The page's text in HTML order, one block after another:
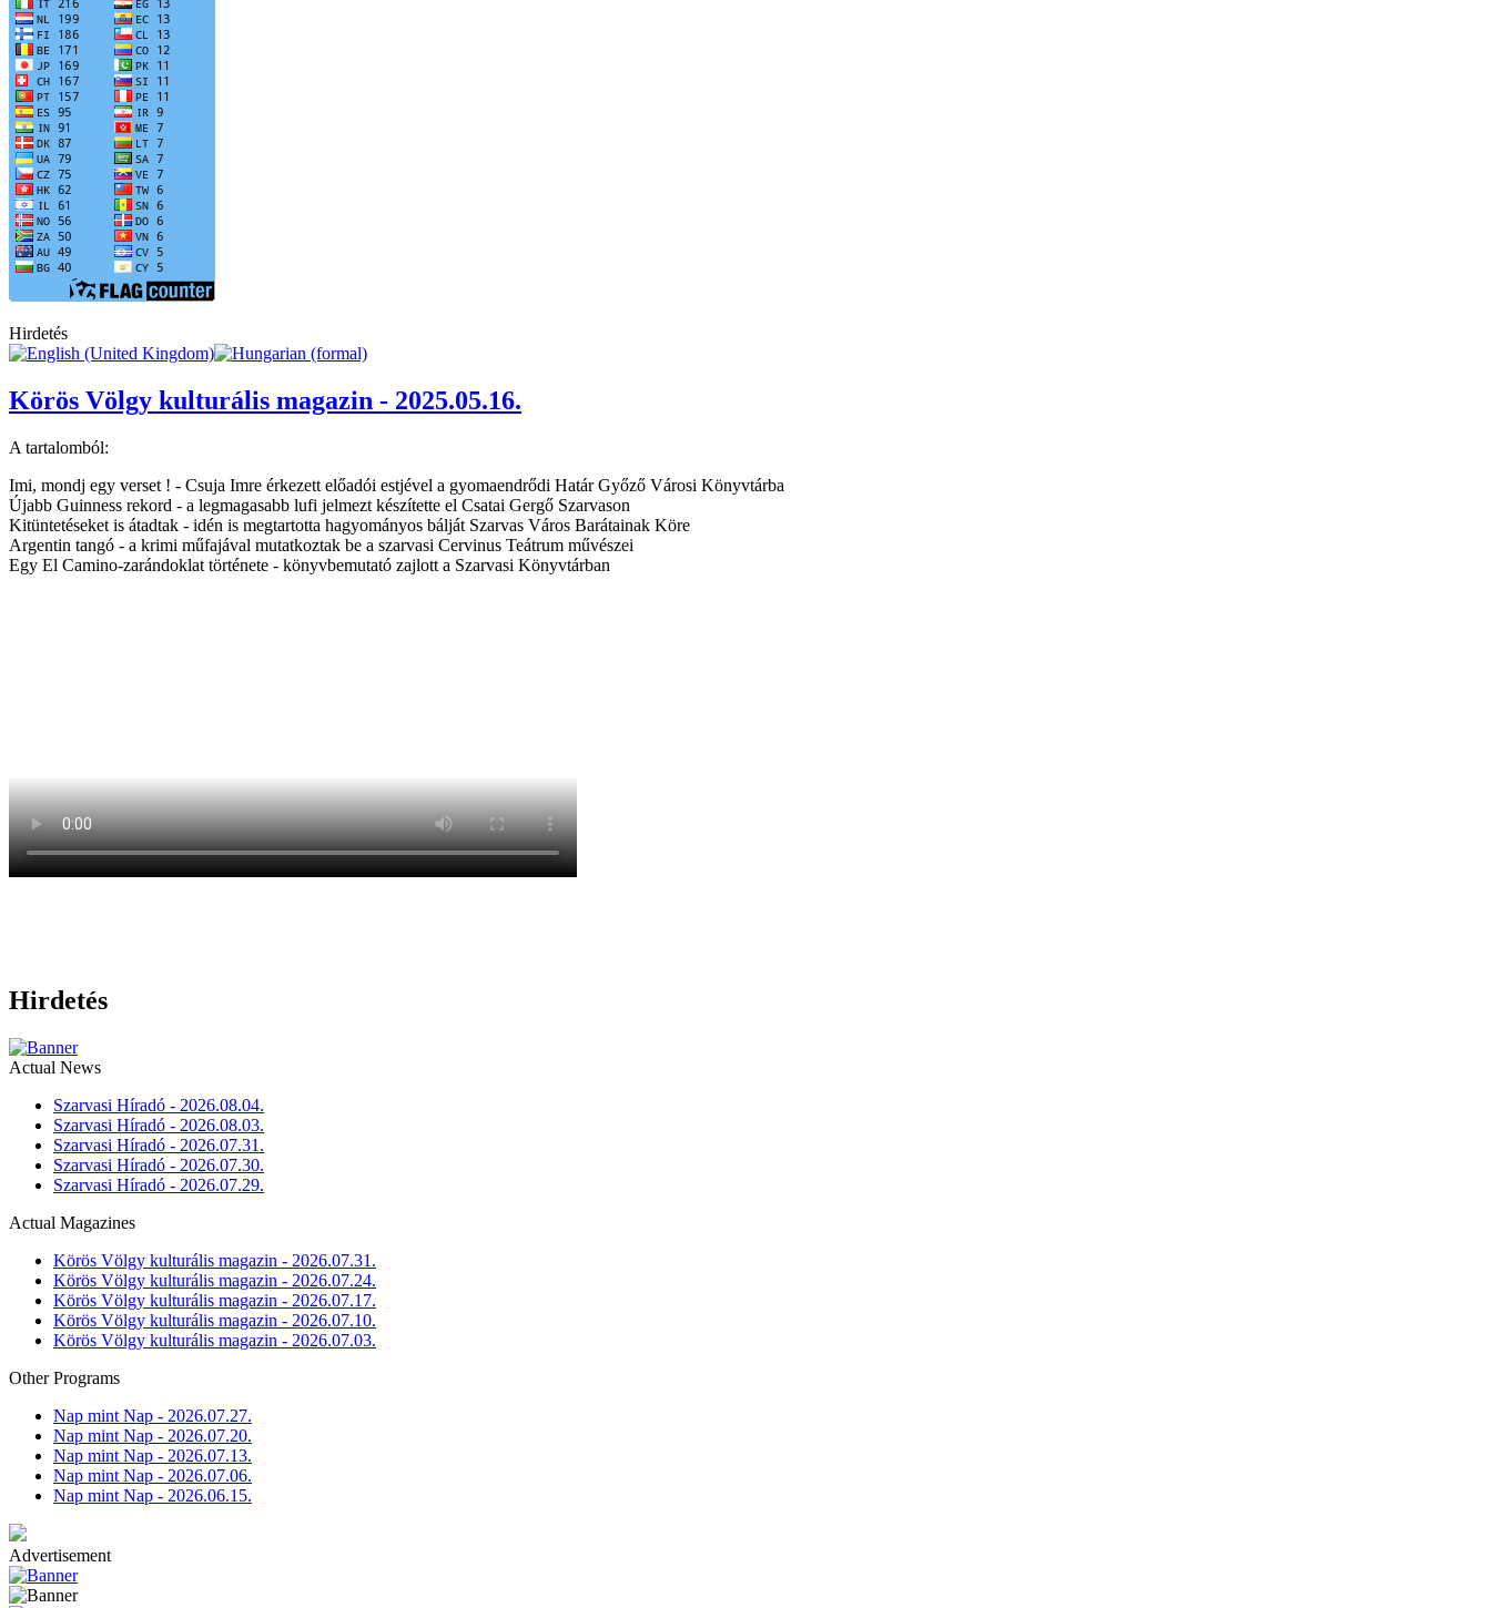
Hirdetés
Körös Völgy kulturális magazin - 2025.05.16.
A tartalomból:
Imi, mondj egy verset ! - Csuja Imre érkezett előadói estjével a gyomaendrődi Határ Győző Városi Könyvtárba
Újabb Guinness rekord - a legmagasabb lufi jelmezt készítette el Csatai Gergő Szarvason
Kitüntetéseket is átadtak - idén is megtartotta hagyományos bálját Szarvas Város Barátainak Köre
Argentin tangó - a krimi műfajával mutatkoztak be a szarvasi Cervinus Teátrum művészei
Egy El Camino-zarándoklat története - könyvbemutató zajlott a Szarvasi Könyvtárban
Hirdetés
Actual News
Szarvasi Híradó - 2026.08.04.
Szarvasi Híradó - 2026.08.03.
Szarvasi Híradó - 2026.07.31.
Szarvasi Híradó - 2026.07.30.
Szarvasi Híradó - 2026.07.29.
Actual Magazines
Körös Völgy kulturális magazin - 2026.07.31.
Körös Völgy kulturális magazin - 2026.07.24.
Körös Völgy kulturális magazin - 2026.07.17.
Körös Völgy kulturális magazin - 2026.07.10.
Körös Völgy kulturális magazin - 2026.07.03.
Other Programs
Nap mint Nap - 2026.07.27.
Nap mint Nap - 2026.07.20.
Nap mint Nap - 2026.07.13.
Nap mint Nap - 2026.07.06.
Nap mint Nap - 2026.06.15.
Advertisement